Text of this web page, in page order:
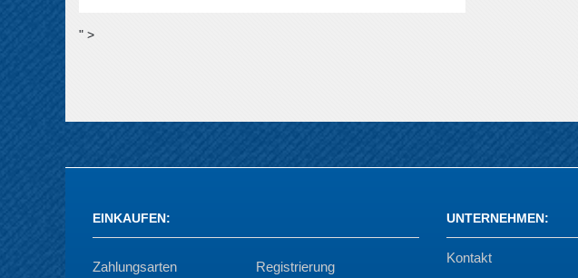
" >
EINKAUFEN:
Zahlungsarten
Registrierung
UNTERNEHMEN:
Kontakt